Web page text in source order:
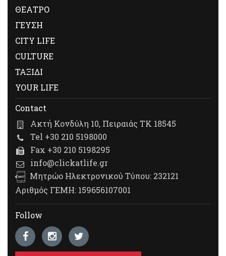
ΘΕΑΤΡΟ
ΓΕΥΣΗ
CITY LIFE
CULTURE
ΤΑΞΙΔΙ
YOUR LIFE
Contact
Ακτή Κονδύλη 10, Πειραιάς ΤΚ 18545
Tel +30 210 5198000
Fax +30 210 5198295
info@clickatlife.gr
Μητρώο Ηλεκτρονικού Τύπου: 232121
Αριθμός ΓΕΜΗ: 159656107001
Follow